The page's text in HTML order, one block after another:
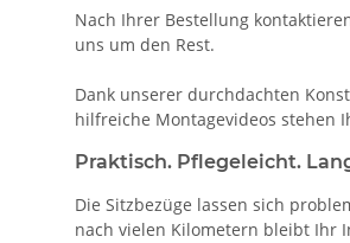
Nach Ihrer Bestellung
uns um den Rest.
Dank unserer durchdachten
hilfreiche Montagevideos stehen
Praktisch. Pflegeleicht.
Die Sitzbezüge lassen sich
nach vielen Kilometern bleibt Ihr